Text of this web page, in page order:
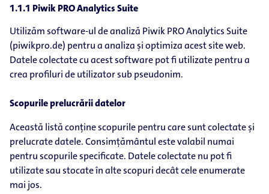
1.1.1 Piwik PRO Analytics Suite
Utilizăm software-ul de analiză Piwik PRO Analytics Suite
(piwikpro.de) pentru a analiza și optimiza acest site web.
Datele colectate cu acest software pot fi utilizate pentru a
crea profiluri de utilizator sub pseudonim.
Scopurile prelucrării datelor
Această listă conține scopurile pentru care sunt colectate și
prelucrate datele. Consimțământul este valabil numai
pentru scopurile specificate. Datele colectate nu pot fi
utilizate sau stocate în alte scopuri decât cele enumerate
mai jos.